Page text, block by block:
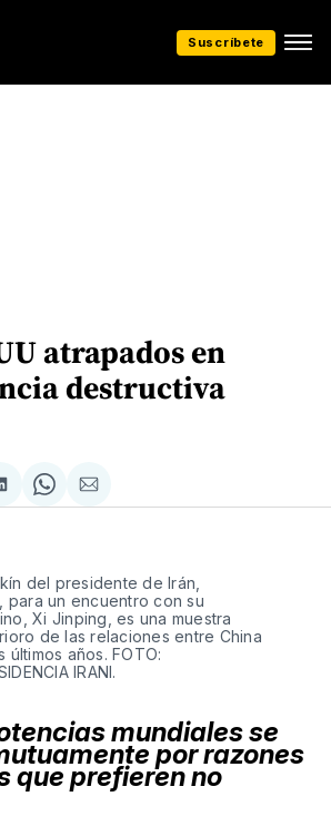
Suscríbete
atrapados en
destructiva
Share
on
Compartir
via
del presidente de Irán,
para un encuentro con su
Xi Jinping, es una muestra
de las relaciones entre China
últimos años. FOTO:
IRANI.
mundiales se
por razones
que prefieren no